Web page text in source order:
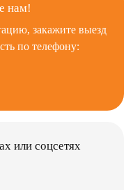
нам!
закажите выезд
по телефону:
или соцсетях